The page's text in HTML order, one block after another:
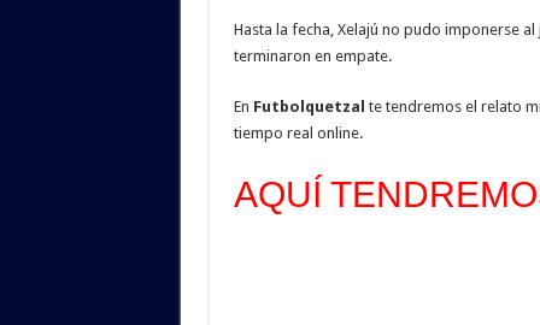
Hasta la fecha, Xelajú no pudo imponerse
terminaron en empate.
En Futbolquetzal te tendremos el relato
tiempo real online.
AQUÍ